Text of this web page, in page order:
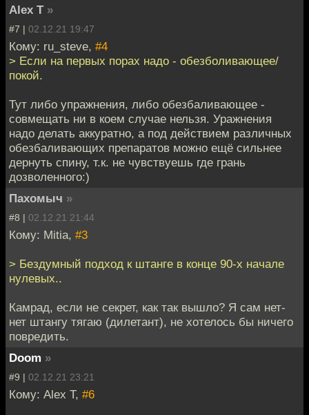
Alex T »
#7 | 02.12.21 19:47
Кому: ru_steve, #4
> Если на первых порах надо - обезболивающее/
покой.
Тут либо упражнения, либо обезбаливающее -
совмещать ни в коем случае нельзя. Уражнения
надо делать аккуратно, а под действием различных
обезбаливающих препаратов можно ещё сильнее
дернуть спину, т.к. не чувствуешь где грань
дозволенного:)
Пахомыч »
#8 | 02.12.21 21:44
Кому: Mitia, #3
> Бездумный подход к штанге в конце 90-х начале
нулевых..
Камрад, если не секрет, как так вышло? Я сам нет-
нет штангу тягаю (дилетант), не хотелось бы ничего
повредить.
Doom »
#9 | 02.12.21 23:21
Кому: Alex T, #6